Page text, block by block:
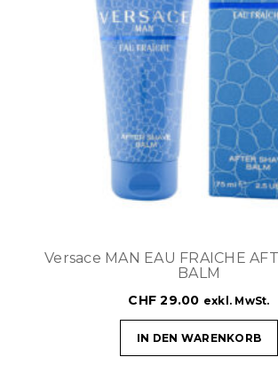
Versace MAN EAU FRAICHE
BALM
CHF 29.00 exkl. MwSt.
IN DEN WARENKORB